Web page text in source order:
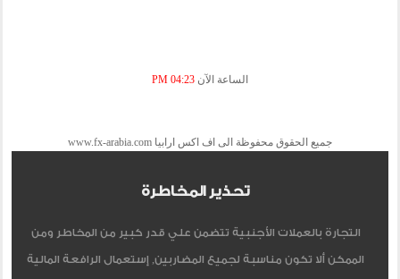
الساعة الآن 04:23 PM
جميع الحقوق محفوظة الى اف اكس ارابيا www.fx-arabia.com
تحذير المخاطرة
التجارة بالعملات الأجنبية تتضمن علي قدر كبير من المخاطر ومن
الممكن ألا تكون مناسبة لجميع المضاربين, إستعمال الرافعة المالية